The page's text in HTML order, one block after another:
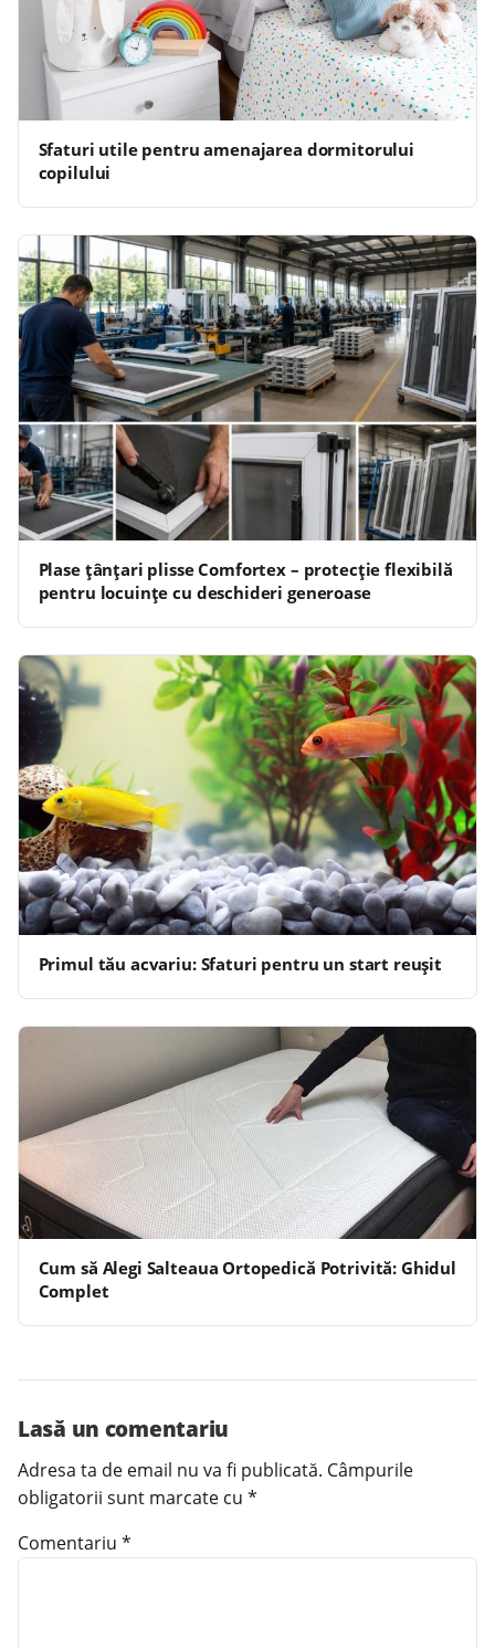
Sfaturi utile pentru amenajarea dormitorului
copilului
Plase țânțari plisse Comfortex – protecție flexibilă
pentru locuințe cu deschideri generoase
Primul tău acvariu: Sfaturi pentru un start reușit
Cum să Alegi Salteaua Ortopedică Potrivită: Ghidul
Complet
Lasă un comentariu
Adresa ta de email nu va fi publicată. Câmpurile
obligatorii sunt marcate cu *
Comentariu *